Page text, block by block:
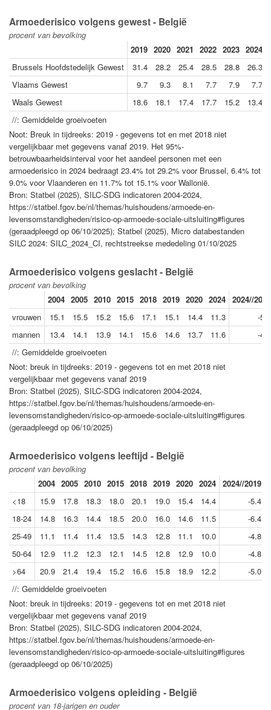
Armoederisico volgens gewest - België
procent van bevolking
2019 2020 2021 2022 2023 2024
Brussels Hoofdstedelijk Gewest
31.4 28.2 25.4 28.5 28.8
26.3
Vlaams Gewest
9.7 9.3 8.1 7.7 7.9
7.7
Waals Gewest
18.6 18.1 17.4 17.7 15.2
13.4
//: Gemiddelde groeivoeten
Noot: Breuk in tijdreeks: 2019 - gegevens tot en met 2018 niet
vergelijkbaar met gegevens vanaf 2019. Het 95%-
betrouwbaarheidsinterval voor het aandeel personen met een
armoederisico in 2024 bedraagt 23.4% tot 29.2% voor Brussel, 6.4% tot
9.0% voor Vlaanderen en 11.7% tot 15.1% voor Wallonië.
Bron: Statbel (2025), SILC-SDG indicatoren 2004-2024,
https://statbel.fgov.be/nl/themas/huishoudens/armoede-en-
levensomstandigheden/risico-op-armoede-sociale-uitsluiting#figures
(geraadpleegd op 06/10/2025); Statbel (2025), Micro databestanden
SILC 2024: SILC_2024_CI, rechtstreekse mededeling 01/10/2025
Armoederisico volgens geslacht - België
procent van bevolking
2004 2005 2010 2015 2018 2019 2020 2024 2024//2019
vrouwen
15.1 15.5 15.2 15.6 17.1 15.1 14.4 11.3
-5.6
mannen
13.4 14.1 13.9 14.1 15.6 14.6 13.7 11.6
-4.5
//: Gemiddelde groeivoeten
Noot: breuk in tijdreeks: 2019 - gegevens tot en met 2018 niet
vergelijkbaar met gegevens vanaf 2019
Bron: Statbel (2025), SILC-SDG indicatoren 2004-2024,
https://statbel.fgov.be/nl/themas/huishoudens/armoede-en-
levensomstandigheden/risico-op-armoede-sociale-uitsluiting#figures
(geraadpleegd op 06/10/2025)
Armoederisico volgens leeftijd - België
procent van bevolking
2004 2005 2010 2015 2018 2019 2020 2024 2024//2019
<18
15.9 17.8 18.3 18.0 20.1 19.0 15.4 14.4
-5.4
18-24
14.8 16.3 14.4 18.5 20.0 16.0 14.6 11.5
-6.4
25-49
11.1 11.4 11.4 13.5 14.3 12.8 11.1 10.0
-4.8
50-64
12.9 11.2 12.3 12.1 14.5 12.8 12.9 10.0
-4.8
>64
20.9 21.4 19.4 15.2 16.6 15.8 18.9 12.2
-5.0
//: Gemiddelde groeivoeten
Noot: breuk in tijdreeks: 2019 - gegevens tot en met 2018 niet
vergelijkbaar met gegevens vanaf 2019
Bron: Statbel (2025), SILC-SDG indicatoren 2004-2024,
https://statbel.fgov.be/nl/themas/huishoudens/armoede-en-
levensomstandigheden/risico-op-armoede-sociale-uitsluiting#figures
(geraadpleegd op 06/10/2025)
Armoederisico volgens opleiding - België
procent van 18-jarigen en ouder